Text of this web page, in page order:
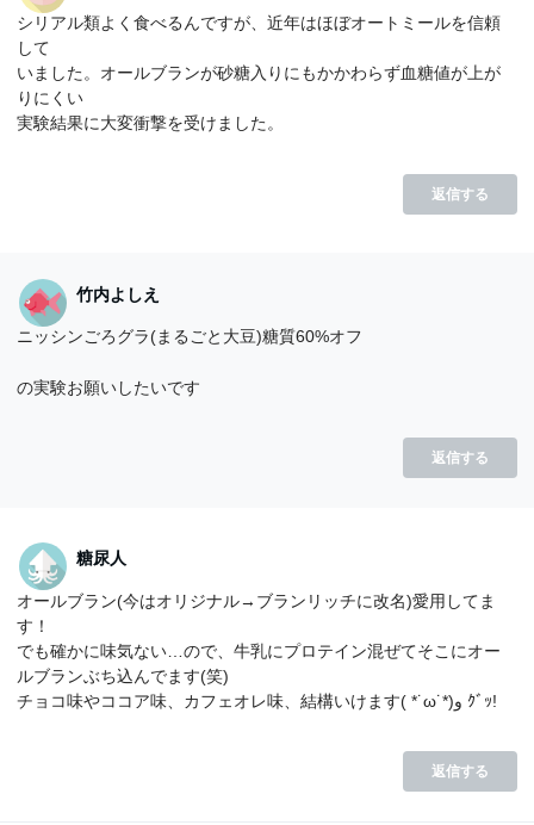
シリアル類よく食べるんですが、近年はほぼオートミールを信頼
して
いました。オールブランが砂糖入りにもかかわらず血糖値が上が
りにくい
実験結果に大変衝撃を受けました。
返信する
竹内よしえ
ニッシンごろグラ(まるごと大豆)糖質60%オフ
の実験お願いしたいです
返信する
糖尿人
オールブラン(今はオリジナル→ブランリッチに改名)愛用してま
す！
でも確かに味気ない…ので、牛乳にプロテイン混ぜてそこにオー
ルブランぶち込んでます(笑)
チョコ味やココア味、カフェオレ味、結構いけます( *˙ω˙*)و ｸﾞｯ!
返信する